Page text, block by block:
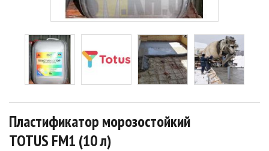
Пластификатор морозостойкий
TOTUS FM1 (10 л)